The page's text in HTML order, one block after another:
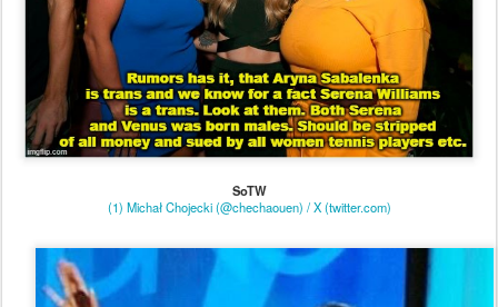
SoTW
(1) Michał Chojecki (@chechaouen) / X (twitter.com)